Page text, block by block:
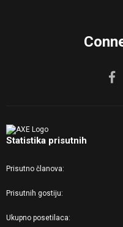
Statistika prisutnih
Prisutno članova
Prisutnih gostiju
Ukupno posetilaca